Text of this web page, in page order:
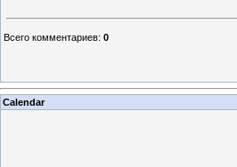
Всего комментариев: 0
Calendar